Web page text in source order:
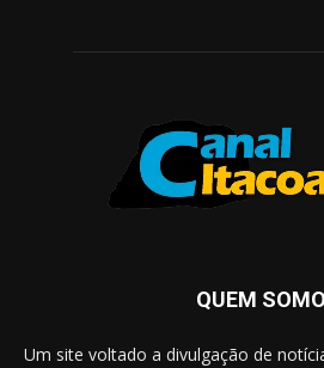
QUEM
Um site voltado a divulgação de